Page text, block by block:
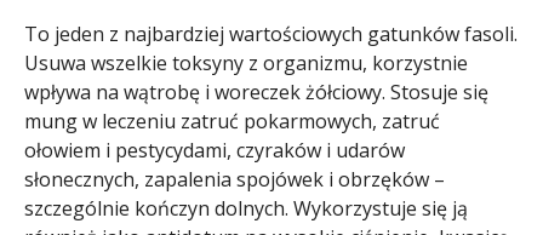
To jeden z najbardziej wartościowych gatunków fasoli.
Usuwa wszelkie toksyny z organizmu, korzystnie
wpływa na wątrobę i woreczek żółciowy. Stosuje się
mung w leczeniu zatruć pokarmowych, zatruć
ołowiem i pestycydami, czyraków i udarów
słonecznych, zapalenia spojówek i obrzęków –
szczególnie kończyn dolnych. Wykorzystuje się ją